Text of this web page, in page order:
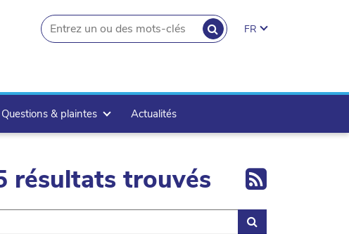
RECHERCHER
search.button
FR
Questions & plaintes Actualités
résultats trouvés Export